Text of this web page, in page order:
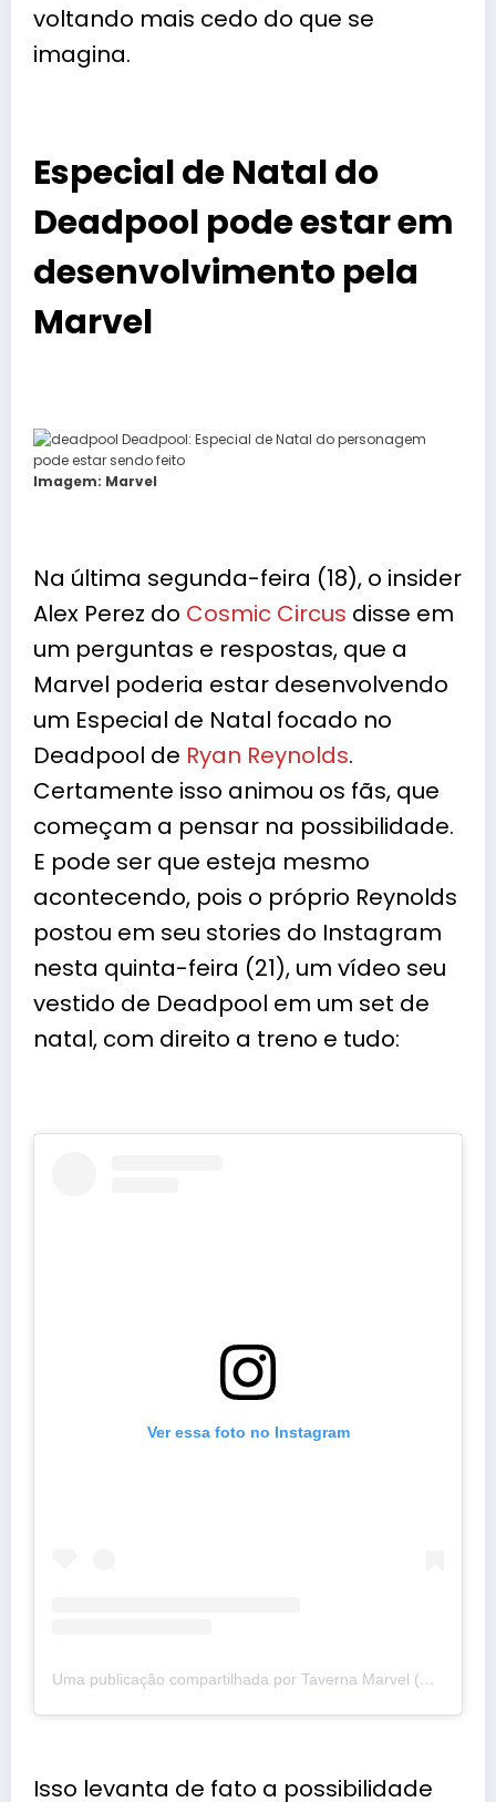
voltando mais cedo do que se
imagina.
Especial de Natal do
Deadpool pode estar em
desenvolvimento pela
Marvel
Imagem: Marvel
Na última segunda-feira (18), o insider
Alex Perez do Cosmic Circus disse em
um perguntas e respostas, que a
Marvel poderia estar desenvolvendo
um Especial de Natal focado no
Deadpool de Ryan Reynolds.
Certamente isso animou os fãs, que
começam a pensar na possibilidade.
E pode ser que esteja mesmo
acontecendo, pois o próprio Reynolds
postou em seu stories do Instagram
nesta quinta-feira (21), um vídeo seu
vestido de Deadpool em um set de
natal, com direito a treno e tudo:
Ver essa foto no Instagram
Uma publicação compartilhada por Taverna Marvel (@tavernamarvel)
Isso levanta de fato a possibilidade